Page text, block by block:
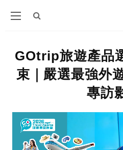
GOtrip旅遊產品
束｜嚴選最強外
專訪